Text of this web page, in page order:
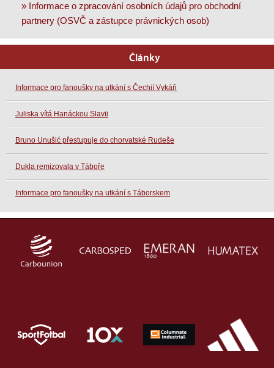
» Informace o zpracování osobních údajů pro obchodní
partnery (OSVČ a zástupce právnických osob)
Články
Informace pro fanoušky na utkání s Čechií Vykáň
Juliska vítá Hanáckou Slavii
Bruno Unušić přestupuje do chorvatské Rudeše
Dukla remizovala v Táboře
Informace pro fanoušky na utkání s Táborskem